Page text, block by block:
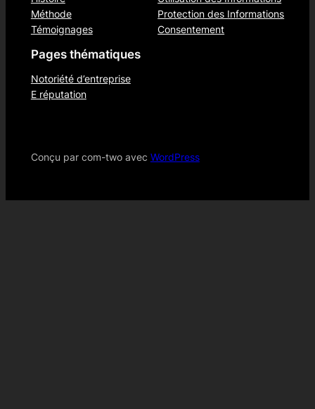
Méthode
Témoignages
Protection des Informations
Consentement
Pages thématiques
Notoriété d’entreprise
E réputation
Conçu par com-two avec WordPress